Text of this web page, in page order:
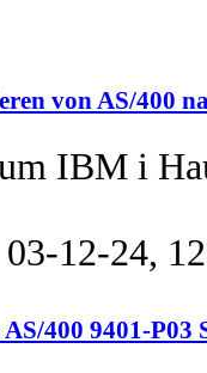
von AS/400
IBM i
03-12-24,
400 9401-P03